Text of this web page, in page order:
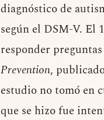
diagnóstico de
según el DSM-V. El
responder
Prevention,
estudio no tomó en
que se hizo fue